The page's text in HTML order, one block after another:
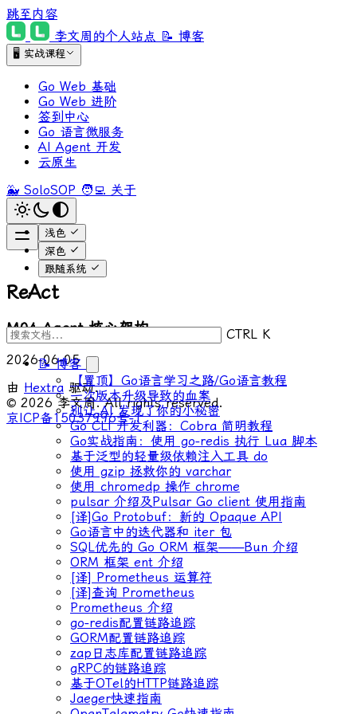
跳至内容
李文周的个人站点 📝 博客
🖥 实战课程
Go Web 基础
Go Web 进阶
签到中心
Go 语言微服务
AI Agent 开发
云原生
🐳 SoloSOP 🧑‍💻 关于
浅色
深色
跟随系统
CTRL K
📝 博客
【置顶】Go语言学习之路/Go语言教程
一次版本升级导致的血案
别让 AI 发现了你的小秘密
Go CLI 开发利器：Cobra 简明教程
Go实战指南：使用 go-redis 执行 Lua 脚本
基于泛型的轻量级依赖注入工具 do
使用 gzip 拯救你的 varchar
使用 chromedp 操作 chrome
pulsar 介绍及Pulsar Go client 使用指南
[译]Go Protobuf：新的 Opaque API
Go语言中的迭代器和 iter 包
SQL优先的 Go ORM 框架——Bun 介绍
ORM 框架 ent 介绍
[译] Prometheus 运算符
[译]查询 Prometheus
Prometheus 介绍
go-redis配置链路追踪
GORM配置链路追踪
zap日志库配置链路追踪
gRPC的链路追踪
基于OTel的HTTP链路追踪
Jaeger快速指南
ReAct
M04 Agent 核心架构
2026-06-05
由 Hextra 驱动.
© 2026 李文周. All rights reserved.
京ICP备15037996号-1